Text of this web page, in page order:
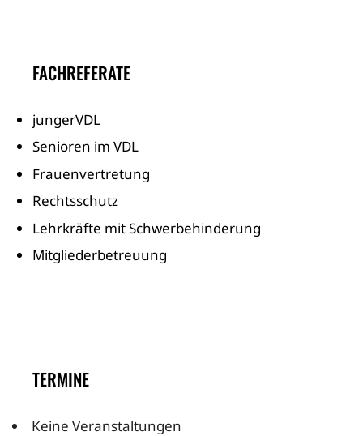
FACHREFERATE
jungerVDL
Senioren im VDL
Frauenvertretung
Rechtsschutz
Lehrkräfte mit Schwerbehinderung
Mitgliederbetreuung
TERMINE
Keine Veranstaltungen